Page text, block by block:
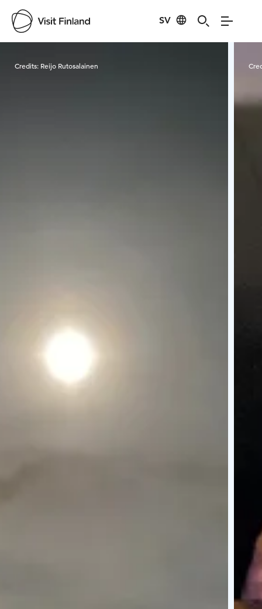
SV
Credits: Reijo Rutosalainen